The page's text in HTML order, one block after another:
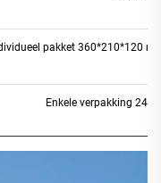
pakket 360*210*120
Enkele verpakking